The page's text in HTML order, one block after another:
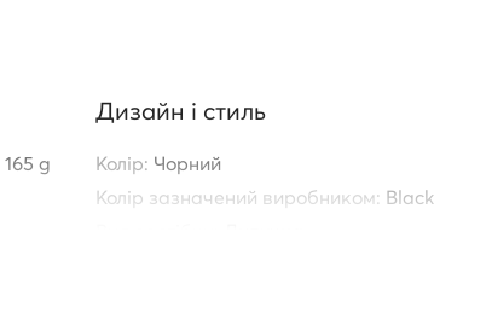
165 g
Дизайн і стиль
Колір: Чорний
Колір зазначений виробником: Black